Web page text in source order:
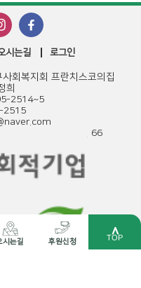
시는길 로그인
회복지회 프란치스코의집
희
2514~5
2515
원구 남지로 21번길 66
82-19261
충북청주-0373호
RIGHTS RESERVED
시는길 후원신청
＾
TOP